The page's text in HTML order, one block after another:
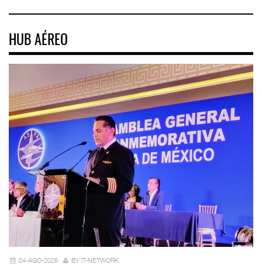
HUB AÉREO
04-AGO-2026 BY IT-NETWORK